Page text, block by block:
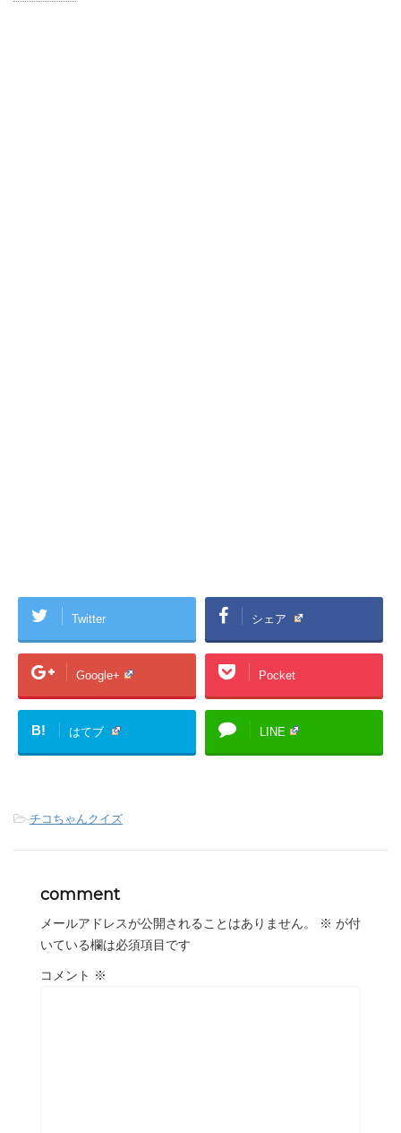
Twitter シェア
Google+ Pocket
B! はてブ LINE
-チコちゃんクイズ
comment
メールアドレスが公開されることはありません。 ※ が付
いている欄は必須項目です
コメント ※